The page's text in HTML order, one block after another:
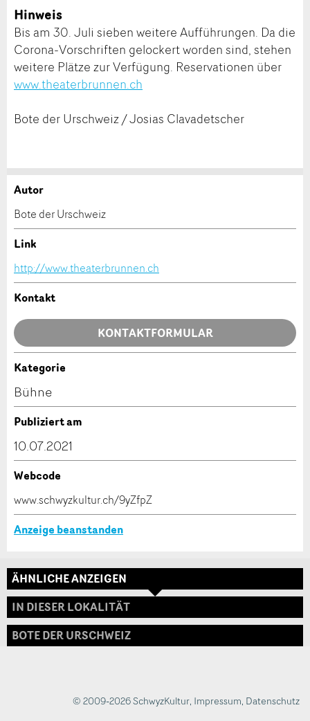
Hinweis
Bis am 30. Juli sieben weitere Aufführungen. Da die
Corona-Vorschriften gelockert worden sind, stehen
weitere Plätze zur Verfügung. Reservationen über
www.theaterbrunnen.ch
Bote der Urschweiz / Josias Clavadetscher
Anzeige beanstanden
Ihr Feedback wird sehr geschätzt!
Allgemeines Feedback
Anzeige nicht mehr gültig
Nachricht
* Eingabe erforderlich
Zur Qualitätssicherung wird eine Kopie der E-Mail
an guidle übermittelt.
Anzeige weiterempfehlen
Empfehlen Sie diese Anzeige an Freunde weiter.
* Eingabe erforderlich
Schliessen
Autor
Bote der Urschweiz
Link
http://www.theaterbrunnen.ch
Kontakt
KONTAKTFORMULAR
Kontakt
Verfassen Sie eine Nachricht für die Kontaktpersonen
Adresse
Kategorie
Bühne
Publiziert am
10.07.2021
Webcode
www.schwyzkultur.ch/9yZfpZ
Anzeige beanstanden
ÄHNLICHE ANZEIGEN
IN DIESER LOKALITÄT
BOTE DER URSCHWEIZ
© 2009-2026 SchwyzKultur Impressum Datenschutz